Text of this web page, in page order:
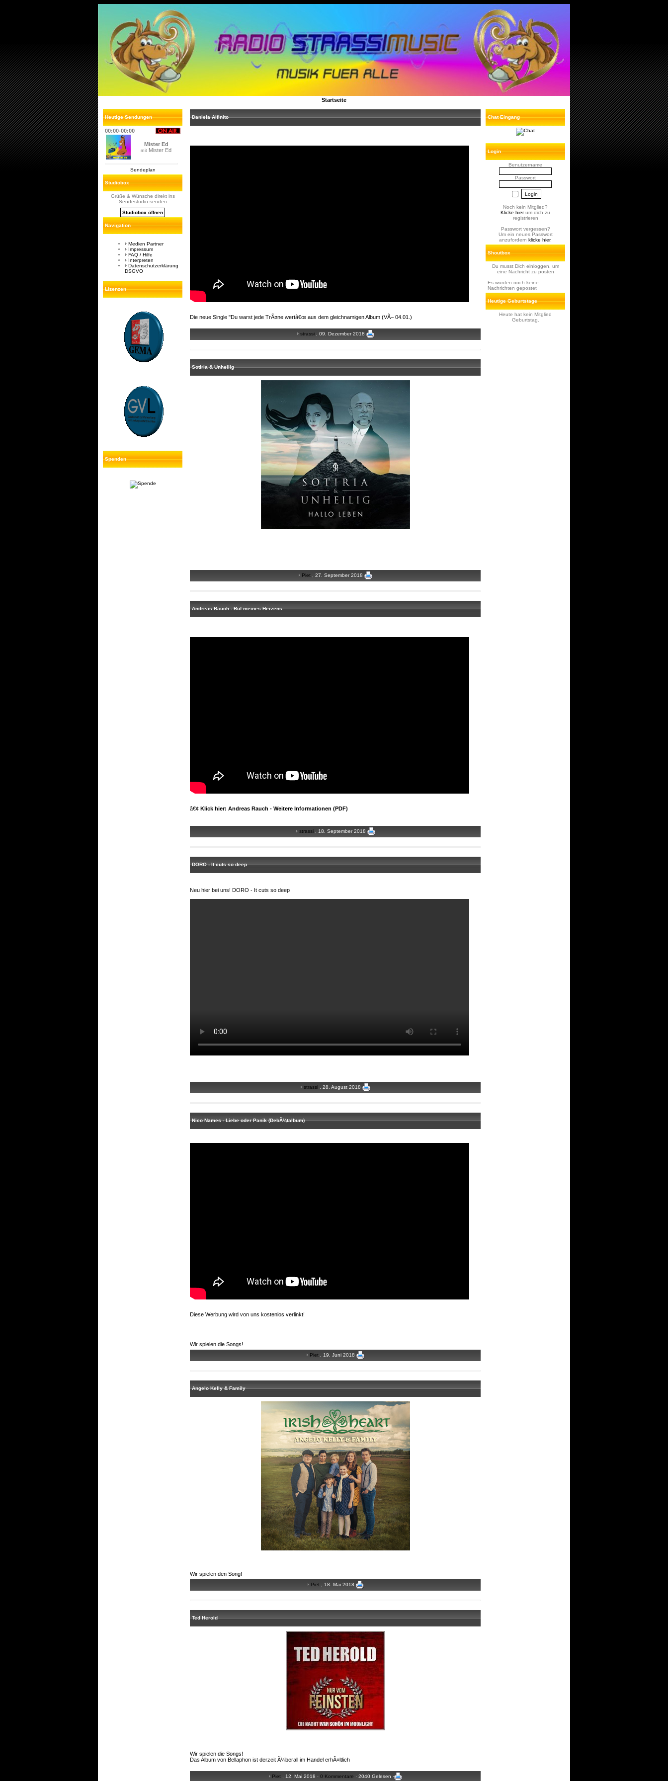
Startseite
Heutige Sendungen
00:00-00:00
Mister Ed
mit Mister Ed
Sendeplan
Studiobox
Grüße & Wünsche direkt ins
Sendestudio senden
Studiobox öffnen
Navigation
Medien Partner
Impressum
FAQ / Hilfe
Interpreten
Datenschutzerklärung
DSGVO
Lizenzen
Spenden
Daniela Alfinito
Die neue Single "Du warst jede TrÃ¤ne wertâ€œ aus dem gleichnamigen Album (VÃ– 04.01.)
strassi, 09. Dezember 2018
Sotiria & Unheilig
Piet , 27. September 2018
Andreas Rauch - Ruf meines Herzens
â€¢ Klick hier: Andreas Rauch - Weitere Informationen (PDF)
strassi, 18. September 2018
DORO - It cuts so deep
Neu hier bei uns! DORO - It cuts so deep
strassi , 28. August 2018
Nico Names - Liebe oder Panik (DebÃ¼talbum)
Diese Werbung wird von uns kostenlos verlinkt!
Wir spielen die Songs!
Piet , 19. Juni 2018
Angelo Kelly & Family
Wir spielen den Song!
Piet, 18. Mai 2018
Ted Herold
Wir spielen die Songs!
Das Album von Bellaphon ist derzeit Ã¼berall im Handel erhÃ¤ltlich
Piet , 12. Mai 2018 · 0 Kommentare · 2040 Gelesen ·
Chat Eingang
Login
Benutzername
Passwort
Noch kein Mitglied?
Klicke hierum dich zu
registrieren
Passwort vergessen?
Um ein neues Passwort
anzufordern klicke hier.
Shoutbox
Du musst Dich einloggen, um
eine Nachricht zu posten
Es wurden noch keine
Nachrichten gepostet
Heutige Geburtstage
Heute hat kein Mitglied
Geburtstag.